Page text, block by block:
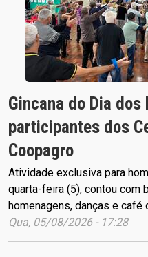
Gincana do Dia dos
participantes dos
Coopagro
Atividade exclusiva para
quarta-feira (5), contou com
homenagens, danças e café
Qua, 05/08/2026 - 17:28